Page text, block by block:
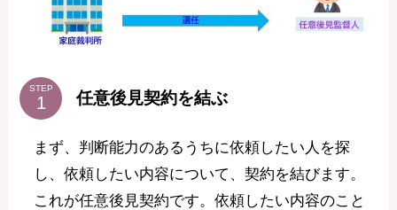
STEP 任意後見契約を結ぶ
まず、判断能力のあるうちに依頼したい人を探
し、依頼したい内容について、契約を結びます。
これが任意後見契約です。依頼したい内容のこと